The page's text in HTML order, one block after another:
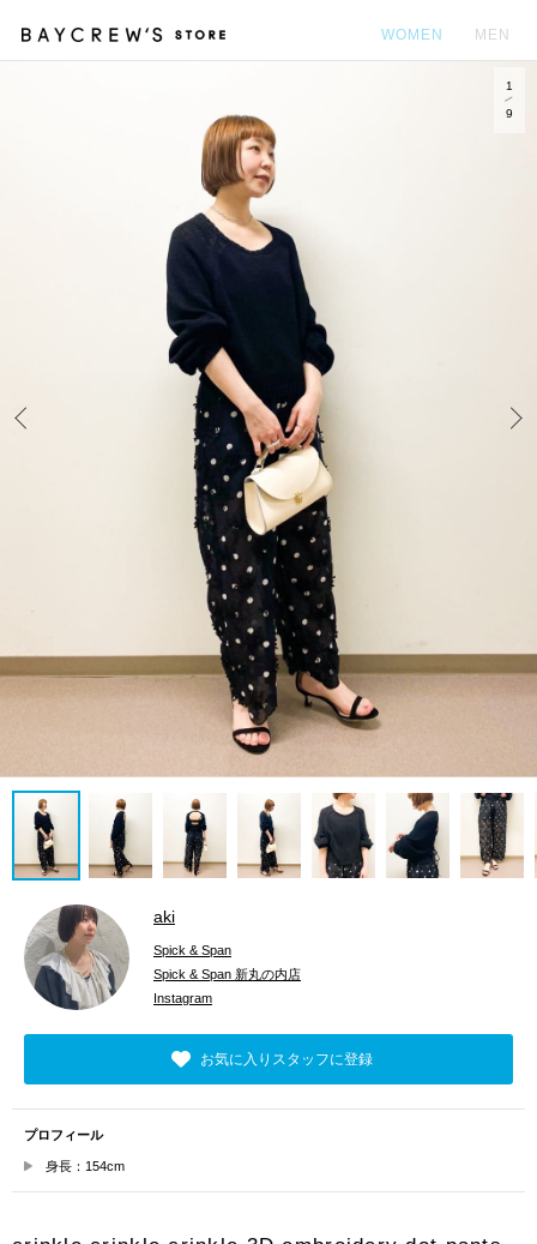
WOMEN MEN
1
9
aki
Spick & Span
Spick & Span 新丸の内店
Instagram
お気に入りスタッフに登録
プロフィール
身長：154cm